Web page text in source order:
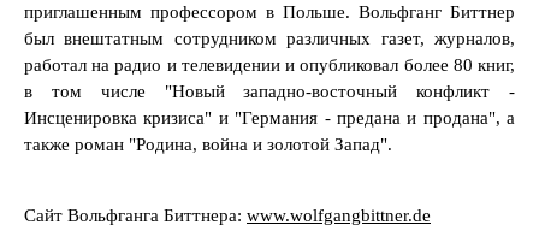
приглашенным профессором в Польше. Вольфганг Биттнер
был внештатным сотрудником различных газет, журналов,
работал на радио и телевидении и опубликовал более 80 книг,
в том числе "Новый западно-восточный конфликт -
Инсценировка кризиса" и "Германия - предана и продана", а
также роман "Родина, война и золотой Запад".
Cайт Вольфганга Биттнера: www.wolfgangbittner.de